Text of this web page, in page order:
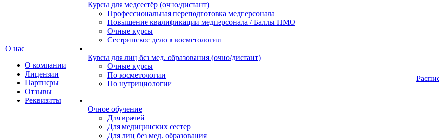
О нас
О компании
Лицензии
Партнеры
Отзывы
Реквизиты
Курсы для медсестёр (очно/дистант)
Профессиональная переподготовка медперсонала
Повышение квалификации медперсонала / Баллы НМО
Очные курсы
Сестринское дело в косметологии
Курсы для лиц без мед. образования (очно/дистант)
Очные курсы
По косметологии
По нутрициологии
Очное обучение
Для врачей
Для медицинских сестер
Для лиц без мед. образования